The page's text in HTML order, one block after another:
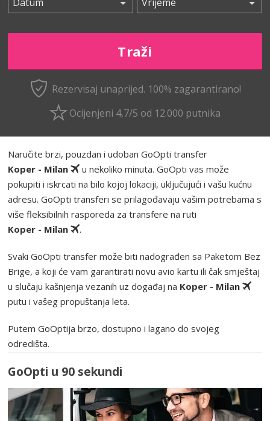
Rezervisaj unaprijed. 100% zagarantirano!
Ocijenjeni 4,7/5 od 12.000 putnika
Naručite brzi, pouzdan i udoban GoOpti transfer
Koper - Milan
u nekoliko minuta. GoOpti vas može
pokupiti i iskrcati na bilo kojoj lokaciji, uključujući i vašu kućnu
adresu. GoOpti transferi se prilagođavaju vašim potrebama s
više fleksibilnih rasporeda za transfere na ruti
Koper - Milan
.
Svaki GoOpti transfer može biti nadograđen sa Paketom Bez
Brige, a koji će vam garantirati novu avio kartu ili čak smještaj
u slučaju kašnjenja vezanih uz događaj na Koper - Milan
putu i vašeg propuštanja leta.
Putem GoOptija brzo, dostupno i lagano do svojeg
odredišta.
GoOpti u 90 sekundi